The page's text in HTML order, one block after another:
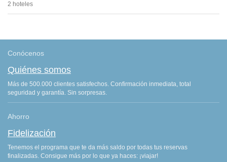
2 hoteles
Conócenos
Quiénes somos
Más de 500.000 clientes satisfechos. Confirmación inmediata, total
seguridad y garantía. Sin sorpresas.
Ahorro
Fidelización
Tenemos el programa que te da más saldo por todas tus reservas
finalizadas. Consigue más por lo que ya haces: ¡viajar!